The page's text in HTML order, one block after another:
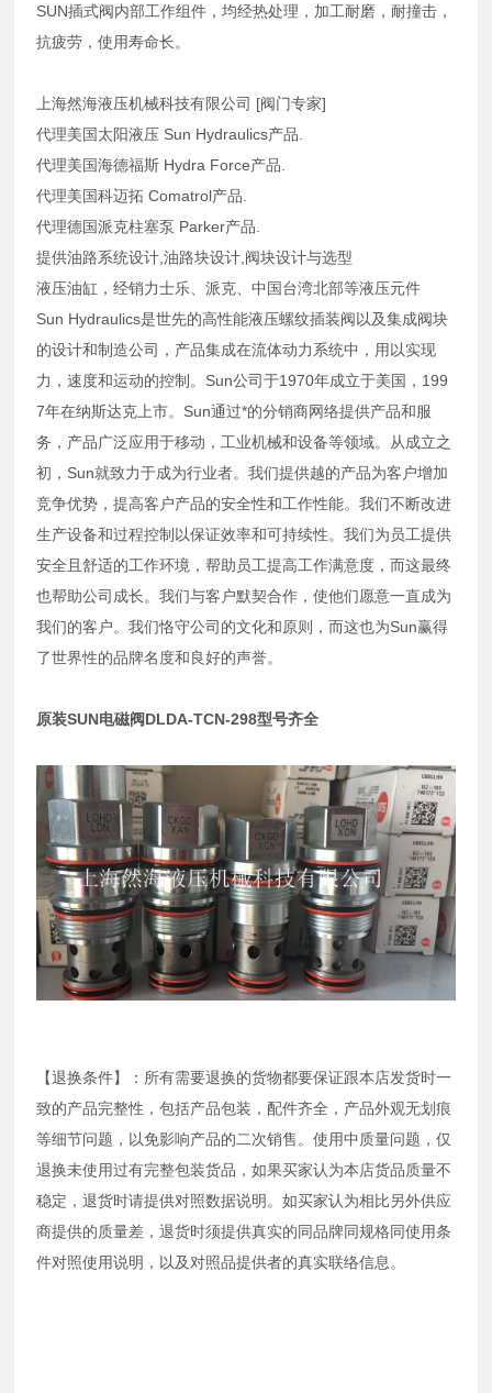
SUN插式阀内部工作组件，均经热处理，加工耐磨，耐撞击，
抗疲劳，使用寿命长。
上海然海液压机械科技有限公司 [阀门专家]
代理美国太阳液压 Sun Hydraulics产品.
代理美国海德福斯 Hydra Force产品.
代理美国科迈拓 Comatrol产品.
代理德国派克柱塞泵 Parker产品.
提供油路系统设计,油路块设计,阀块设计与选型
液压油缸，经销力士乐、派克、中国台湾北部等液压元件
Sun Hydraulics是世先的高性能液压螺纹插装阀以及集成阀块
的设计和制造公司，产品集成在流体动力系统中，用以实现
力，速度和运动的控制。Sun公司于1970年成立于美国，199
7年在纳斯达克上市。Sun通过*的分销商网络提供产品和服
务，产品广泛应用于移动，工业机械和设备等领域。从成立之
初，Sun就致力于成为行业者。我们提供越的产品为客户增加
竞争优势，提高客户产品的安全性和工作性能。我们不断改进
生产设备和过程控制以保证效率和可持续性。我们为员工提供
安全且舒适的工作环境，帮助员工提高工作满意度，而这最终
也帮助公司成长。我们与客户默契合作，使他们愿意一直成为
我们的客户。我们恪守公司的文化和原则，而这也为Sun赢得
了世界性的品牌名度和良好的声誉。
原装SUN电磁阀DLDA-TCN-298型号齐全
【退换条件】：所有需要退换的货物都要保证跟本店发货时一
致的产品完整性，包括产品包装，配件齐全，产品外观无划痕
等细节问题，以免影响产品的二次销售。使用中质量问题，仅
退换未使用过有完整包装货品，如果买家认为本店货品质量不
稳定，退货时请提供对照数据说明。如买家认为相比另外供应
商提供的质量差，退货时须提供真实的同品牌同规格同使用条
件对照使用说明，以及对照品提供者的真实联络信息。